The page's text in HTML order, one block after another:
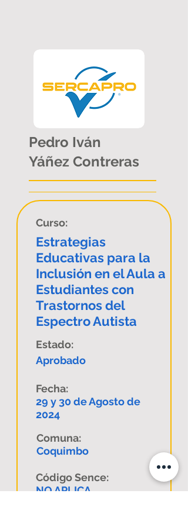
Pedro Iván
Yáñez Contreras
Curso:
Estrategias
Educativas para la
Inclusión en el Aula a
Estudiantes con
Trastornos del
Espectro Autista
Estado:
Aprobado
Fecha:
29 y 30 de Agosto de
2024
Comuna:
Coquimbo
Código Sence:
NO APLICA